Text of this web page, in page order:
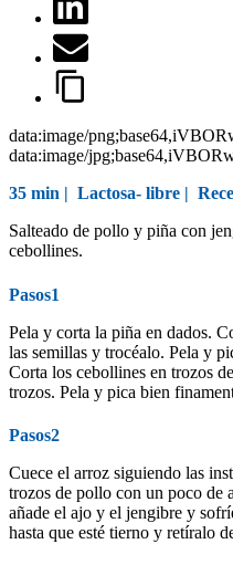
data:image/
data:image/
35 min | Lactosa- libre |
Salteado de pollo y piña con
cebollines.
Pasos1
Pela y corta la piña en dados.
las semillas y trocéalo. Pela y
Corta los cebollines en trozos
trozos. Pela y pica bien
Pasos2
Cuece el arroz siguiendo las
trozos de pollo con un poco de
añade el ajo y el jengibre y
hasta que esté tierno y retíralo